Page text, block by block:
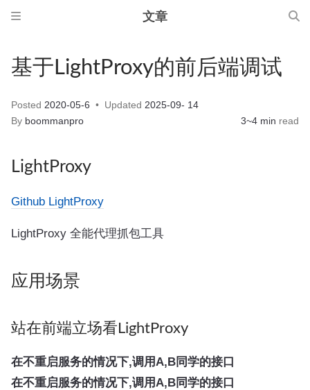
文章
基于LightProxy的前后端调试
Posted 2020-05-6 Updated 2025-09- 14
By boommanpro 3~4 min read
LightProxy
Github LightProxy
LightProxy 全能代理抓包工具
应用场景
站在前端立场看LightProxy
在不重启服务的情况下,调用A,B同学的接口
在不重启服务的情况下,调用A,B同学的接口